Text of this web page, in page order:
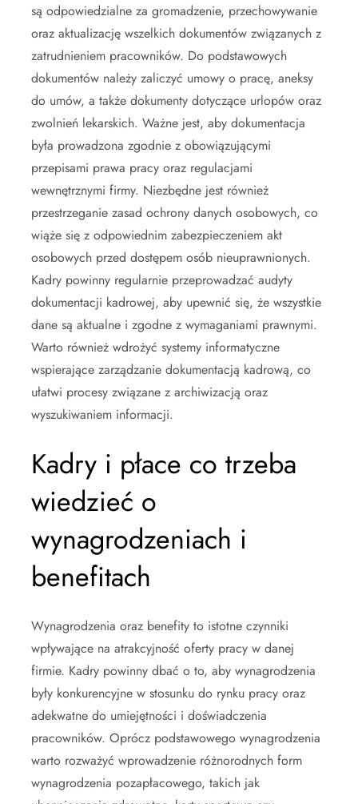
są odpowiedzialne za gromadzenie, przechowywanie
oraz aktualizację wszelkich dokumentów związanych z
zatrudnieniem pracowników. Do podstawowych
dokumentów należy zaliczyć umowy o pracę, aneksy
do umów, a także dokumenty dotyczące urlopów oraz
zwolnień lekarskich. Ważne jest, aby dokumentacja
była prowadzona zgodnie z obowiązującymi
przepisami prawa pracy oraz regulacjami
wewnętrznymi firmy. Niezbędne jest również
przestrzeganie zasad ochrony danych osobowych, co
wiąże się z odpowiednim zabezpieczeniem akt
osobowych przed dostępem osób nieuprawnionych.
Kadry powinny regularnie przeprowadzać audyty
dokumentacji kadrowej, aby upewnić się, że wszystkie
dane są aktualne i zgodne z wymaganiami prawnymi.
Warto również wdrożyć systemy informatyczne
wspierające zarządzanie dokumentacją kadrową, co
ułatwi procesy związane z archiwizacją oraz
wyszukiwaniem informacji.
Kadry i płace co trzeba
wiedzieć o
wynagrodzeniach i
benefitach
Wynagrodzenia oraz benefity to istotne czynniki
wpływające na atrakcyjność oferty pracy w danej
firmie. Kadry powinny dbać o to, aby wynagrodzenia
były konkurencyjne w stosunku do rynku pracy oraz
adekwatne do umiejętności i doświadczenia
pracowników. Oprócz podstawowego wynagrodzenia
warto rozważyć wprowadzenie różnorodnych form
wynagrodzenia pozapłacowego, takich jak